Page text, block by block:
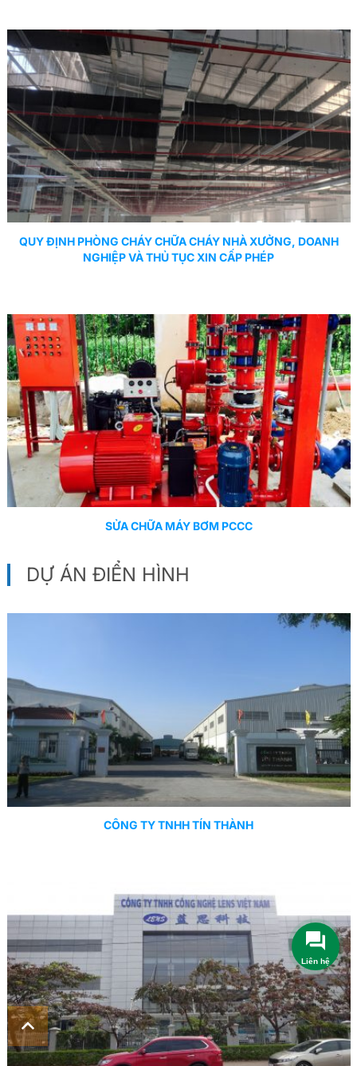
QUY ĐỊNH PHÒNG CHÁY CHỮA CHÁY NHÀ XƯỞNG, DOANH
NGHIỆP VÀ THỦ TỤC XIN CẤP PHÉP
SỬA CHỮA MÁY BƠM PCCC
DỰ ÁN ĐIỂN HÌNH
CÔNG TY TNHH TÍN THÀNH